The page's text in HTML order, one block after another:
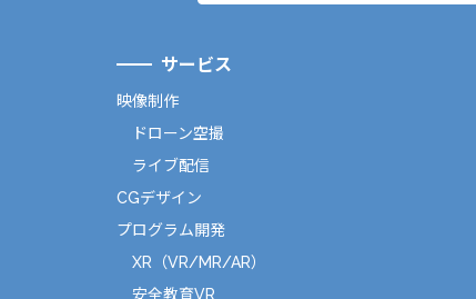
サービス
映像制作
ドローン空撮
ライブ配信
CGデザイン
プログラム開発
XR（VR/MR/AR）
安全教育VR